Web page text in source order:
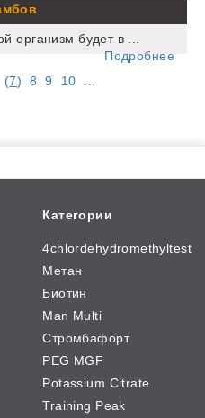
организм будет в ...
Подробнее
(7) 8 9 10
Категории
4chlordehydromethyltest
Метан
Биотин
Man Multi
Стромбафорт
PEG MGF
Potassium Citrate
Training Peak